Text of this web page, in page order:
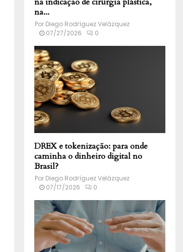
na...
Por Diego Rodríguez Velázquez
07/27/2026
0
DREX e tokenização: para onde
caminha o dinheiro digital no
Brasil?
Por Diego Rodríguez Velázquez
07/17/2026
0